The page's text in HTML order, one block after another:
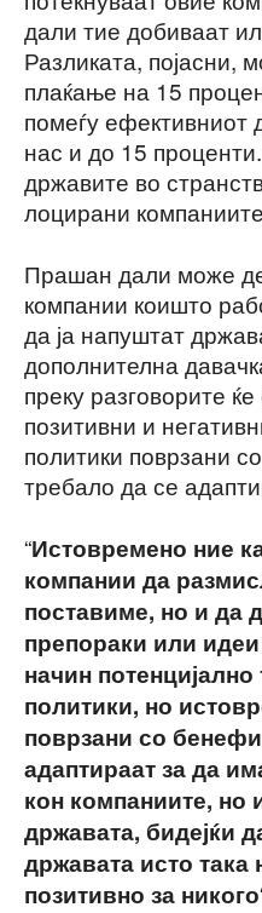
дали тие добиваат
Разликата, појасни,
плаќање на 15
помеѓу ефективниот
нас и до 15
државите во
лоцирани
Прашан дали може
компании коишто
да ја напуштат
дополнителна
преку разговорите
позитивни и
политики поврзани
требало да се
“Истовремено ние
компании да
поставиме, но и да
препораки или
начин
политики, но
поврзани со
адаптираат за да
кон компаниите, но
државата, бидејќи
државата исто
позитивно за никого